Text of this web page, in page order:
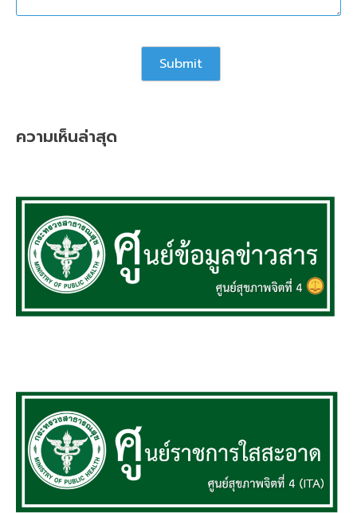
ความเห็นล่าสุด